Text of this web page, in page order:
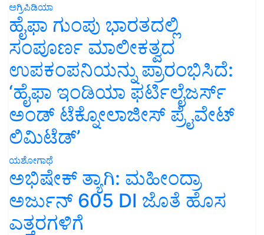
ಅಗ್ರಿಪಿಡಿಯಾ
ಹೈಫಾ ಗುಂಪು ಭಾರತದಲ್ಲಿ
ಸಂಪೂರ್ಣ ಮಾಲೀಕತ್ವದ
ಉಪಕಂಪನಿಯನ್ನು ಪ್ರಾರಂಭಿಸಿದೆ:
‘ಹೈಫಾ ಇಂಡಿಯಾ ಫರ್ಟಿಲೈಜರ್ಸ್
ಅಂಡ್ ಟೆಕ್ನೋಲಾಜೀಸ್ ಪ್ರೈವೇಟ್
ಲಿಮಿಟೆಡ್’
ಯಶೋಗಾಥೆ
ಅಭಿಷೇಕ್ ತ್ಯಾಗಿ: ಮಹೀಂದ್ರಾ
ಅರ್ಜುನ್ 605 DI ಜೊತೆ ಹೊಸ
ಎತ್ತರಗಳಿಗೆ